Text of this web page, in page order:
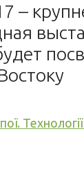
–
Технології